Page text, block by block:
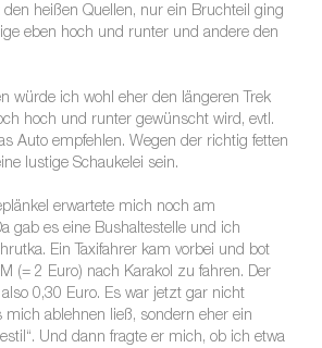
heißen Quellen, nur ein Bruchteil ging
eben hoch und runter und andere den
würde ich wohl eher den längeren Trek
hoch und runter gewünscht wird, evtl.
Auto empfehlen. Wegen der richtig fetten
lustige Schaukelei sein.
erwartete mich noch am
gab es eine Bushaltestelle und ich
Ein Taxifahrer kam vorbei und bot
(= 2 Euro) nach Karakol zu fahren. Der
0,30 Euro. Es war jetzt gar nicht
mich ablehnen ließ, sondern eher ein
Und dann fragte er mich, ob ich etwa